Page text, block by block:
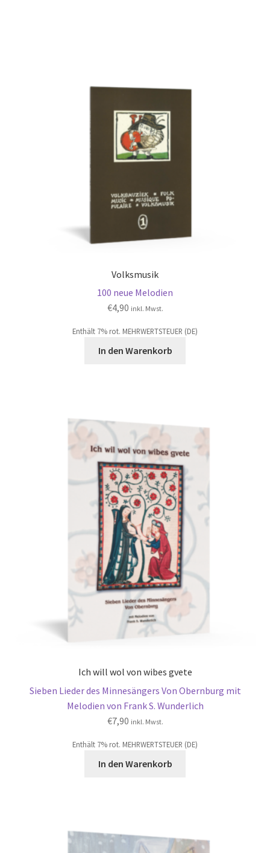
Volksmusik
100 neue Melodien
€4,90 inkl. Mwst.
Enthält 7% rot. MEHRWERTSTEUER (DE)
In den Warenkorb
Ich will wol von wibes gvete
Sieben Lieder des Minnesängers Von Obernburg mit
Melodien von Frank S. Wunderlich
€7,90 inkl. Mwst.
Enthält 7% rot. MEHRWERTSTEUER (DE)
In den Warenkorb